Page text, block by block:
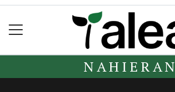
NAHIERAN